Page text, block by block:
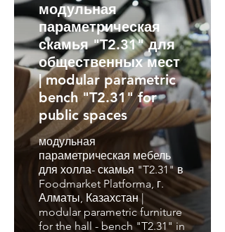
модульная
параметрическая
скамья "T2.31" для
общественных мест
| modular parametric
bench "T2.31" for
public spaces
модульная
параметрическая мебель
для холла- скамья "T2.31" в
Foodmarket Platforma, г.
Алматы, Казахстан |
modular parametric furniture
for the hall - bench "T2.31" in